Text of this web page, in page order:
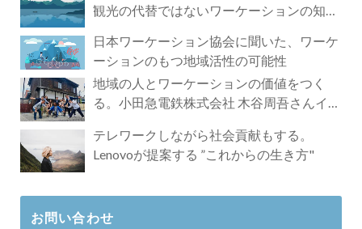
観光の代替ではないワーケーションの知ら
日本ワーケーション協会に聞いた、ワーケ
ーションのもつ地域活性の可能性
地域の人とワーケーションの価値をつく
る。小田急電鉄株式会社 木谷周吾さんイン
テレワークしながら社会貢献もする。
Lenovoが提案する ”これからの生き方"
お問い合わせ